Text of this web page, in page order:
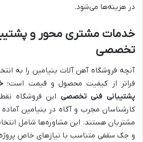
در هزینه‌ها می‌شود.
خدمات مشتری محور و
تخصصی
آنچه فروشگاه آهن آلات بنیامین را به
فراتر از کیفیت محصول و قیمت است؛
پشتیبانی فنی تخصصی این فروشگاه
کارشناسان مجرب و آگاه در بنیامین آماده
مشتریان هستند. این مشاوره‌ها شامل
و جک سقفی متناسب با نیازهای خاص